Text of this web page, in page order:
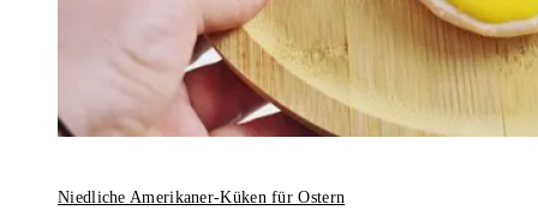
Niedliche Amerikaner-Küken für Ostern